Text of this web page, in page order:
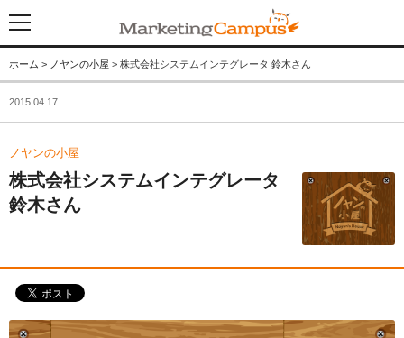
ホーム > ノヤンの小屋 > 株式会社システムインテグレータ 鈴木さん
2015.04.17
ノヤンの小屋
株式会社システムインテグレータ
鈴木さん